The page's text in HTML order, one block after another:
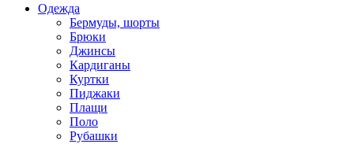
Одежда
Бермуды, шорты
Брюки
Джинсы
Кардиганы
Куртки
Пиджаки
Плащи
Поло
Рубашки